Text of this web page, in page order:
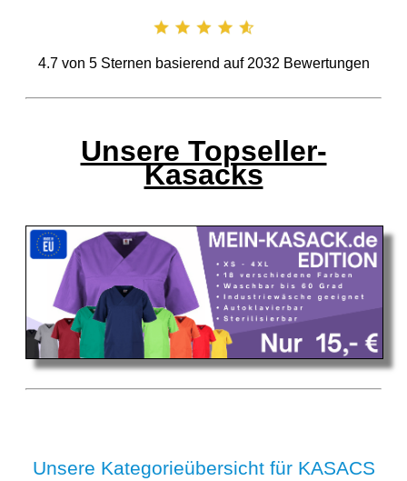
4.7von 5Sternen basierend auf 2032 Bewertungen
Unsere Topseller-
Kasacks
Unsere Kategorieübersicht für KASACS